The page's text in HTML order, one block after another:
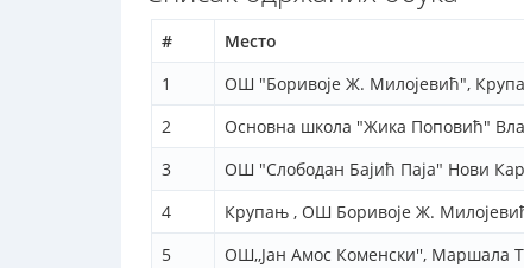
# Место
1
ОШ "Боривоје Ж. Милојевић",
2
Основна школа "Жика Поповић"
3
ОШ "Слободан Бајић Паја" Нови
4
Крупањ , ОШ Боривоје Ж.
5
ОШ,,Јан Амос Коменски'', Маршала